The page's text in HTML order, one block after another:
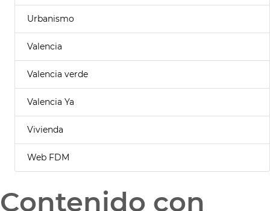
Urbanismo
Valencia
Valencia verde
Valencia Ya
Vivienda
Web FDM
Contenido con